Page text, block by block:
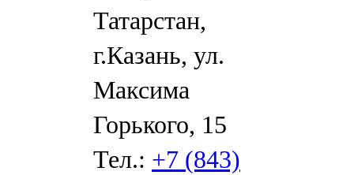
Татарстан,
г.Казань, ул.
Максима
Горького, 15
Тел.: +7 (843)